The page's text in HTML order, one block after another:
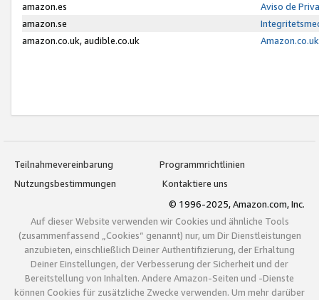
amazon.es
Aviso de
amazon.se
amazon.co.uk, audible.co.uk
Teilnahmevereinbarung
Programmrichtlinien
Nutzungsbestimmungen
Kontaktiere uns
© 1996-2025, Amazon.com, Inc.
Auf dieser Website verwenden wir Cookies und ähnliche Tools
(zusammenfassend „Cookies“ genannt) nur, um Dir Dienstleistungen
anzubieten, einschließlich Deiner Authentifizierung, der Erhaltung
Deiner Einstellungen, der Verbesserung der Sicherheit und der
Bereitstellung von Inhalten. Andere Amazon-Seiten und -Dienste
können Cookies für zusätzliche Zwecke verwenden. Um mehr darüber